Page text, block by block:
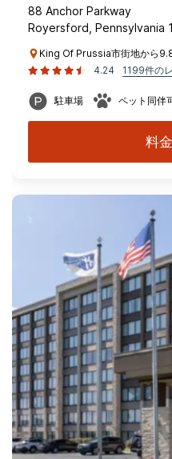
88 Anchor Parkway
Royersford, Pennsylvania
King Of Prussia市街地から
4.24
1199件の
駐車場 ペット同伴
料